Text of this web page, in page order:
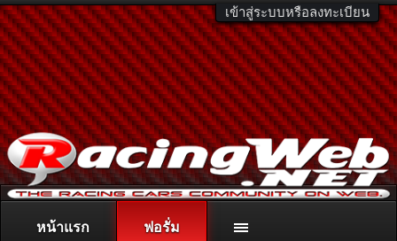
เข้าสู่ระบบหรือลงทะเบียน
ติดต่อลงโฆษณา racingweb@gmail.comหรือโทร. 081-811-1138
หน้าแรก ฟอรั่ม